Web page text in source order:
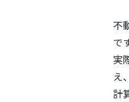
不
で
実
え
計